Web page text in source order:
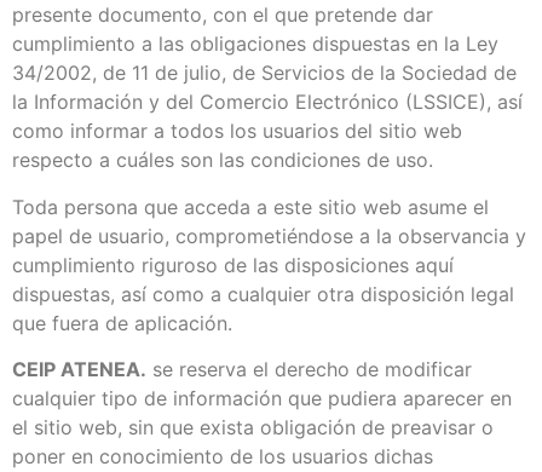
presente documento, con el que pretende dar
cumplimiento a las obligaciones dispuestas en la Ley
34/2002, de 11 de julio, de Servicios de la Sociedad de
la Información y del Comercio Electrónico (LSSICE), así
como informar a todos los usuarios del sitio web
respecto a cuáles son las condiciones de uso.
Toda persona que acceda a este sitio web asume el
papel de usuario, comprometiéndose a la observancia y
cumplimiento riguroso de las disposiciones aquí
dispuestas, así como a cualquier otra disposición legal
que fuera de aplicación.
CEIP ATENEA. se reserva el derecho de modificar
cualquier tipo de información que pudiera aparecer en
el sitio web, sin que exista obligación de preavisar o
poner en conocimiento de los usuarios dichas